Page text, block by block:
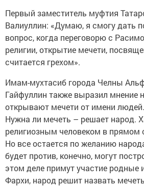
Первый заместитель муфтия
Валиуллин: «Думаю, я смогу дать
вопрос, когда переговорю с
религии, открытие мечети,
считается грехом».
Имам-мухтасиб города Челны
Гайфуллин также выразил мнение
открывают мечети от имени
Нужна ли мечеть – решает народ.
религиозным человеком в прямом
Но все остается по желанию
будет против, конечно, могут
этом деле примут участие родные
Фархи, народ решит назвать